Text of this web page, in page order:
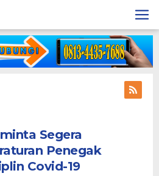
Segera
Penegak
Covid-19